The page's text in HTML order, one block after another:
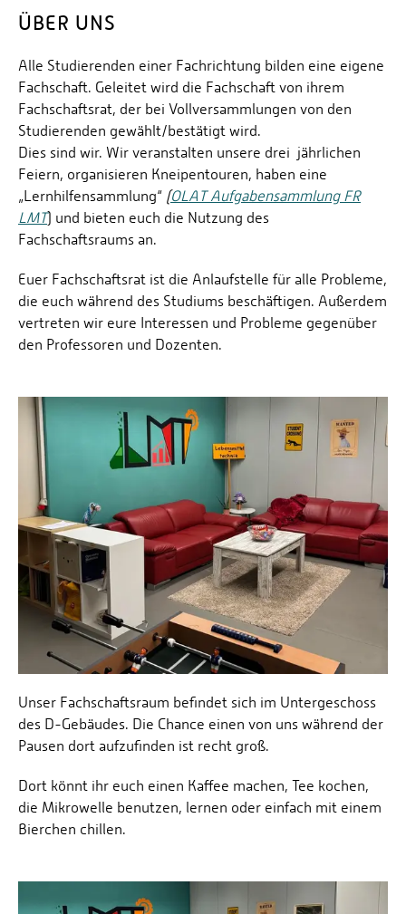
Prof. Dr. Tenhumberg
ÜBER UNS
Alle Studierenden einer Fachrichtung bilden eine eigene
Fachschaft. Geleitet wird die Fachschaft von ihrem
Fachschaftsrat, der bei Vollversammlungen von den
Studierenden gewählt/bestätigt wird.
Dies sind wir. Wir veranstalten unsere drei jährlichen
Feiern, organisieren Kneipentouren, haben eine
„Lernhilfensammlung“ (OLAT Aufgabensammlung FR
LMT) und bieten euch die Nutzung des
Fachschaftsraums an.
Euer Fachschaftsrat ist die Anlaufstelle für alle Probleme,
die euch während des Studiums beschäftigen. Außerdem
vertreten wir eure Interessen und Probleme gegenüber
den Professoren und Dozenten.
Unser Fachschaftsraum befindet sich im Untergeschoss
des D-Gebäudes. Die Chance einen von uns während der
Pausen dort aufzufinden ist recht groß.
Dort könnt ihr euch einen Kaffee machen, Tee kochen,
die Mikrowelle benutzen, lernen oder einfach mit einem
Bierchen chillen.